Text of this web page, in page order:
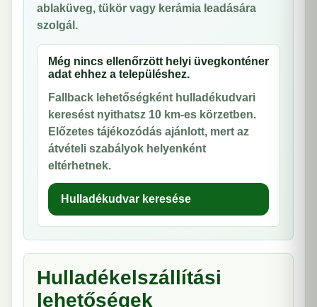
ablaküveg, tükör vagy kerámia leadására
szolgál.
Még nincs ellenőrzött helyi üvegkonténer
adat ehhez a településhez.
Fallback lehetőségként hulladékudvari
keresést nyithatsz 10 km-es körzetben.
Előzetes tájékozódás ajánlott, mert az
átvételi szabályok helyenként
eltérhetnek.
Hulladékudvar keresése
Hulladékelszállítási
lehetőségek